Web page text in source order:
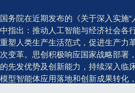
国务院在近期发布的《关于深入实施“
中指出：推动人工智能与经济社会各
重塑人类生产生活范式，促进生产力
次变革。思创积极响应国家战略部署
的先发优势及创新能力，持续深入临
模型智能体应用落地和创新成果转化